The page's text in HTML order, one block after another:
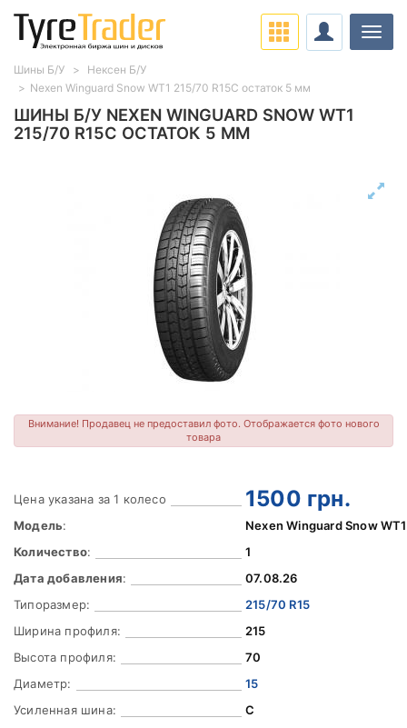
ШИНЫ Б/У NEXEN WINGUARD SNOW WT1
215/70 R15C ОСТАТОК 5 ММ
Внимание! Продавец не предоставил фото. Отображается фото нового
товара
Цена указана за 1 колесо 1500 грн.
Модель:
Nexen Winguard Snow WT1
Количество:
1
Дата добавления:
07.08.26
Типоразмер:
215/70 R15
Ширина профиля:
215
Высота профиля:
70
Диаметр:
15
Усиленная шина:
C
Шины Б/У
Нексен Б/У
Nexen Winguard Snow WT1 215/70 R15C остаток 5 мм